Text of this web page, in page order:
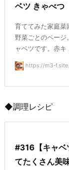
ベツ きゃべつ
育ててみた家庭菜
野菜ごとのページ
ャベツです。赤キ
https://m3-
◆調理レシピ
#316【キャベ
てたくさん美